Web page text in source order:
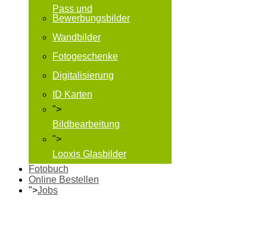
Pass und
Bewerbungsbilder
Wandbilder
Fotogeschenke
Digitalisierung
ID Karten
">
Bildbearbeitung
">
Looxis Glasbilder
Fotobuch
Online Bestellen
">Jobs